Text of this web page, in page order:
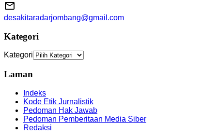
desakitaradarjombang@gmail.com
Kategori
Kategori
Laman
Indeks
Kode Etik Jurnalistik
Pedoman Hak Jawab
Pedoman Pemberitaan Media Siber
Redaksi